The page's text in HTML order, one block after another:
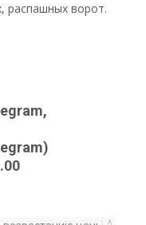
распашных ворот.